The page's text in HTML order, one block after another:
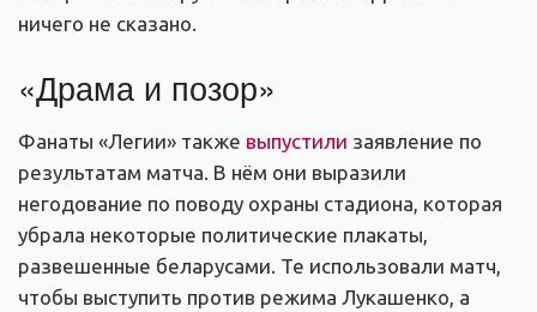
ничего не сказано.
«Драма и позор»
Фанаты «Легии» также выпустили заявление по
результатам матча. В нём они выразили
негодование по поводу охраны стадиона, которая
убрала некоторые политические плакаты,
развешенные беларусами. Те использовали матч,
чтобы выступить против режима Лукашенко, а